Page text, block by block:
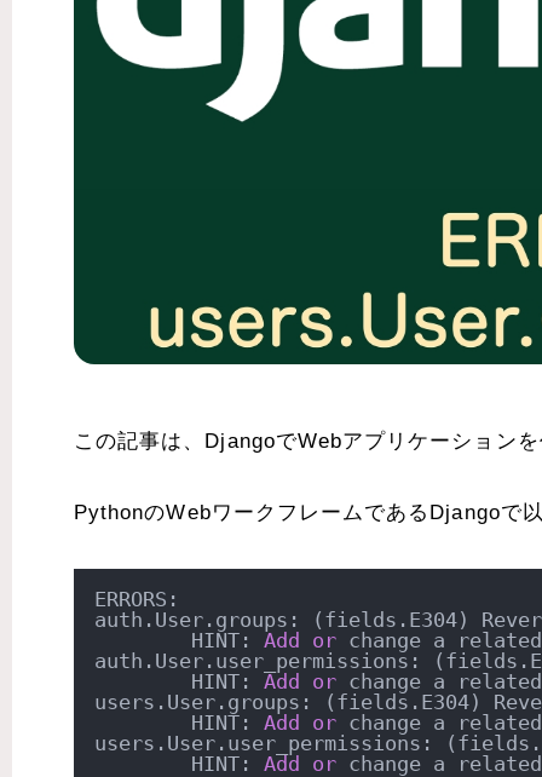
この記事は、DjangoでWebアプリケーション
PythonのWebワークフレームであるDjangoで
ERRORS:
auth.User.groups: (fields.E304)
        HINT:
Add or change a
auth.User.user_permissions:
        HINT:
Add or change a
users.User.groups: (fields.E304)
        HINT:
Add or change a
users.User.user_permissions:
        HINT:
Add or change a